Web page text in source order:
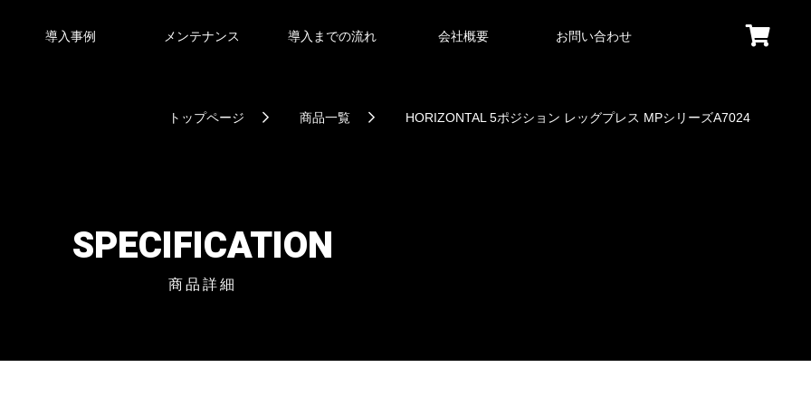
導入事例 メンテナンス 導入までの流れ 会社概要 お問い合わせ
トップページ 商品一覧 HORIZONTAL 5ポジション レッグプレス MPシリーズA7024
SPECIFICATION
商品詳細